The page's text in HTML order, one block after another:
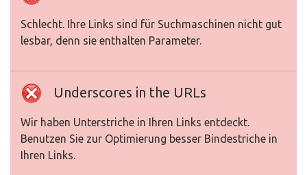
Schlecht. Ihre Links sind für Suchmaschinen nicht gut
lesbar, denn sie enthalten Parameter.
Underscores in the URLs
Wir haben Unterstriche in Ihren Links entdeckt.
Benutzen Sie zur Optimierung besser Bindestriche in
Ihren Links.